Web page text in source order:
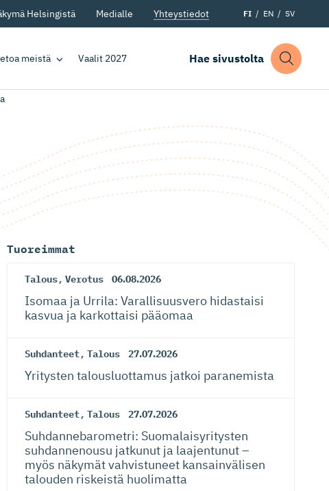
Helsingistä Medialle Yhteystiedot FI EN SV
meistä Vaalit 2027 Hae sivustolta
Tuoreimmat
Talous, Verotus 06.08.2026
Isomaa ja Urrila: Varallisuusvero hidastaisi
kasvua ja karkottaisi pääomaa
Suhdanteet, Talous 27.07.2026
Yritysten talousluottamus jatkoi paranemista
Suhdanteet, Talous 27.07.2026
Suhdanneba­ro­metri: Suomalaisy­ri­tysten
suhdannenousu jatkunut ja laajentunut –
myös näkymät vahvistuneet kansainvälisen
talouden riskeistä huolimatta